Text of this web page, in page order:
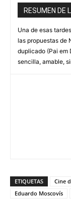
RESUMEN DE
Una de esas
las propuestas de
duplicado (Pai em
sencilla, amable,
ETIQUETAS Cine
Eduardo Moscovís